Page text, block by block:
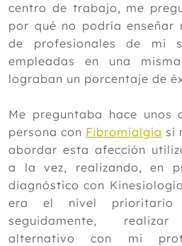
centro de trabajo, me
por qué no podría enseñar
de profesionales de mi
empleadas en una
lograban un porcentaje de
Me preguntaba hace unos
persona con Fibromialgia si
abordar esta afección
a la vez, realizando, en
diagnóstico con
era el nivel
seguidamente,
alternativo con mi